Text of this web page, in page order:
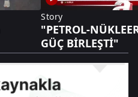
Story
"PETROL-
GÜÇ BİRLEŞTİ"